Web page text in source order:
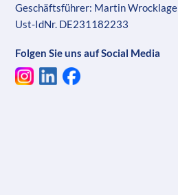
Geschäftsführer: Martin Wrocklage
Ust-IdNr. DE231182233
Folgen Sie uns auf Social Media